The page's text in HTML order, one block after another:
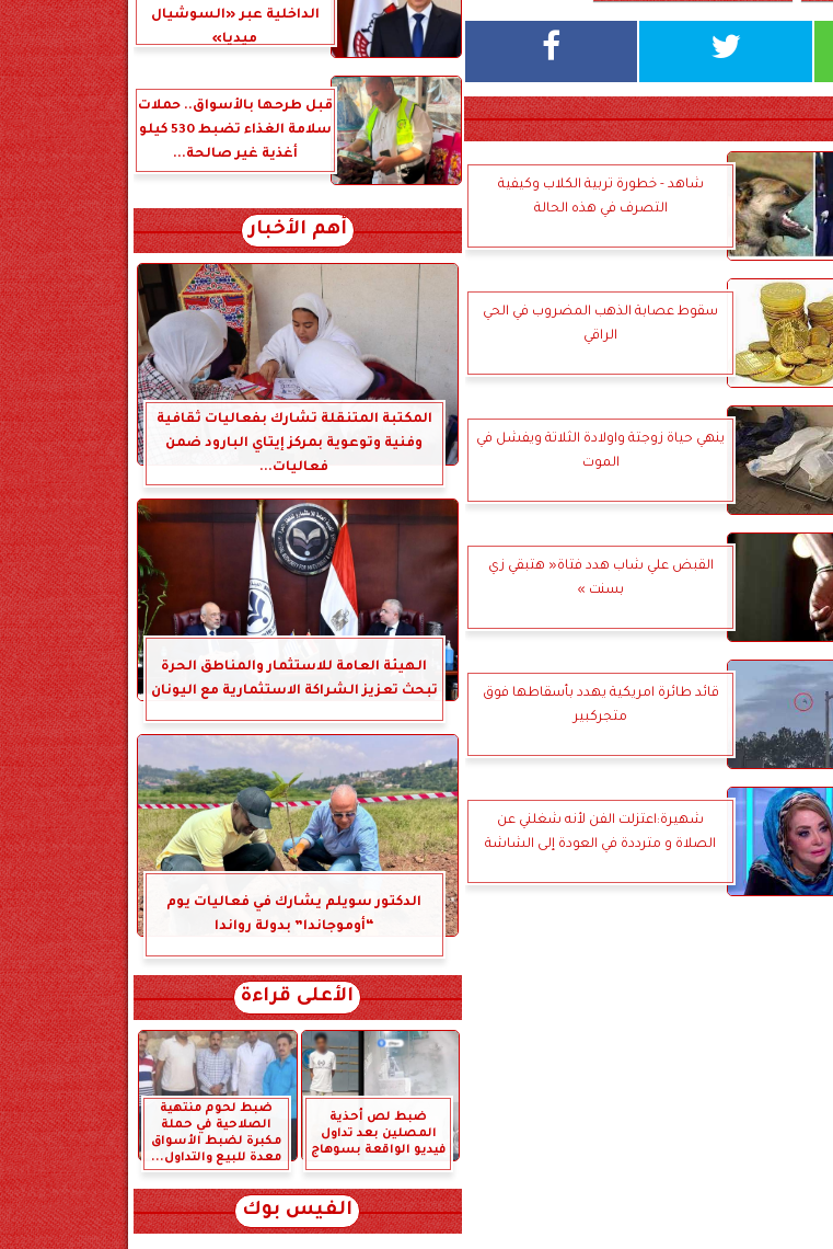
شاهد - خطورة تربية الكلاب وكيفية
التصرف في هذه الحالة
سقوط عصابة الذهب المضروب في الحي
الراقي
ينهي حياة زوجتة واولادة الثلاتة ويفشل في
الموت
القبض علي شاب هدد فتاة« هتبقي زي
بسنت »
قائد طائرة امريكية يهدد بأسقاطها فوق
متجركبير
شهيرة:اعتزلت الفن لأنه شغلني عن
الصلاة و مترددة في العودة إلى الشاشة
الداخلية عبر «السوشيال
ميديا»
قبل طرحها بالأسواق.. حملات
سلامة الغذاء تضبط 530 كيلو
أغذية غير صالحة...
أهم الأخبار
المكتبة المتنقلة تشارك بفعاليات ثقافية
وفنية وتوعوية بمركز إيتاي البارود ضمن
فعاليات...
الهيئة العامة للاستثمار والمناطق الحرة
تبحث تعزيز الشراكة الاستثمارية مع اليونان
الدكتور سويلم يشارك في فعاليات يوم
“أوموجاندا” بدولة رواندا
الأعلى قراءة
ضبط لص أحذية
المصلين بعد تداول
فيديو الواقعة بسوهاج
ضبط لحوم منتهية
الصلاحية في حملة
مكبرة لضبط الأسواق
معدة للبيع والتداول...
الفيس بوك